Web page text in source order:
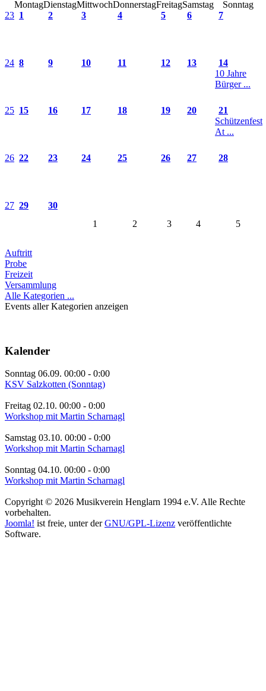
MontagDienstagMittwochDonnerstagFreitagSamstag
Sonntag
23 1 2 3 4 5 6 7
24 8 9 10 11 12 13
14
10 Jahre
Bürger ...
25 15 16 17 18 19 20
21
Schützenfest
At ...
26 22 23 24 25 26 27 28
27 29
30
1
2 3 4 5
Auftritt
Probe
Freizeit
Versammlung
Alle Kategorien ...
Events aller Kategorien anzeigen
Kalender
Sonntag 06.09. 00:00 - 0:00
KSV Salzkotten (Sonntag)
Freitag 02.10. 00:00 - 0:00
Workshop mit Martin Scharnagl
Samstag 03.10. 00:00 - 0:00
Workshop mit Martin Scharnagl
Sonntag 04.10. 00:00 - 0:00
Workshop mit Martin Scharnagl
Copyright © 2026 Musikverein Henglarn 1994 e.V. Alle Rechte
vorbehalten.
Joomla! ist freie, unter derGNU/GPL-Lizenz veröffentlichte
Software.